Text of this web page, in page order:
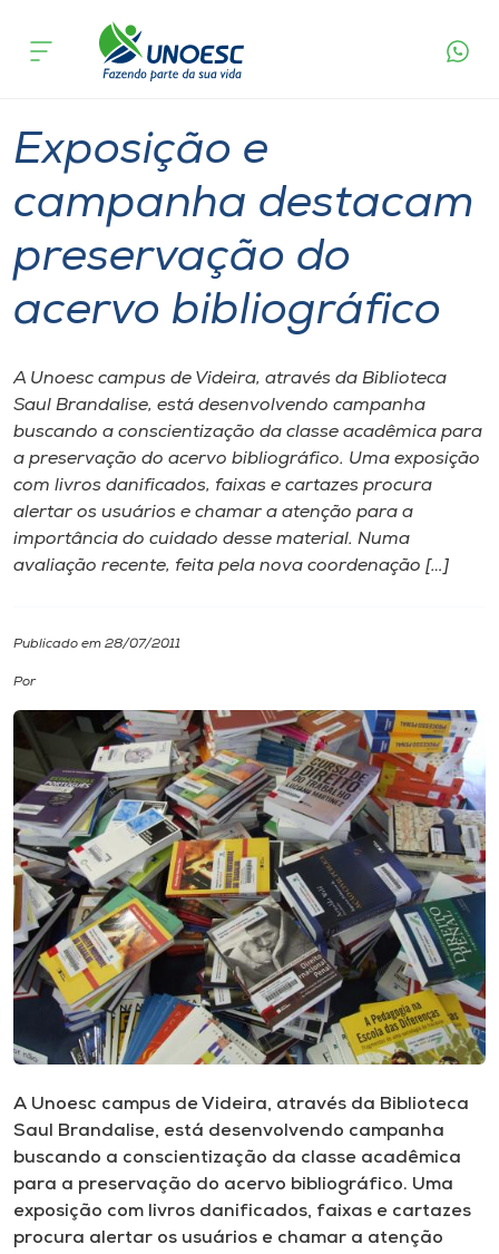
Cursos
Atendimento ao Estudante
Portal de Ensino
A
Internacionalização
I.nova
Cultura
CPA
Biblioteca
Editora
Rádio
Museu
Store
Selecione
acontece
Exposição e
campanha destacam
preservação do
acervo bibliográfico
A Unoesc campus de Videira, através da Biblioteca
Saul Brandalise, está desenvolvendo campanha
buscando a conscientização da classe acadêmica para
a preservação do acervo bibliográfico. Uma exposição
com livros danificados, faixas e cartazes procura
alertar os usuários e chamar a atenção para a
importância do cuidado desse material. Numa
avaliação recente, feita pela nova coordenação […]
Publicado em 28/07/2011
Por
A Unoesc campus de Videira, através da Biblioteca
Saul Brandalise, está desenvolvendo campanha
buscando a conscientização da classe acadêmica
para a preservação do acervo bibliográfico. Uma
exposição com livros danificados, faixas e cartazes
procura alertar os usuários e chamar a atenção